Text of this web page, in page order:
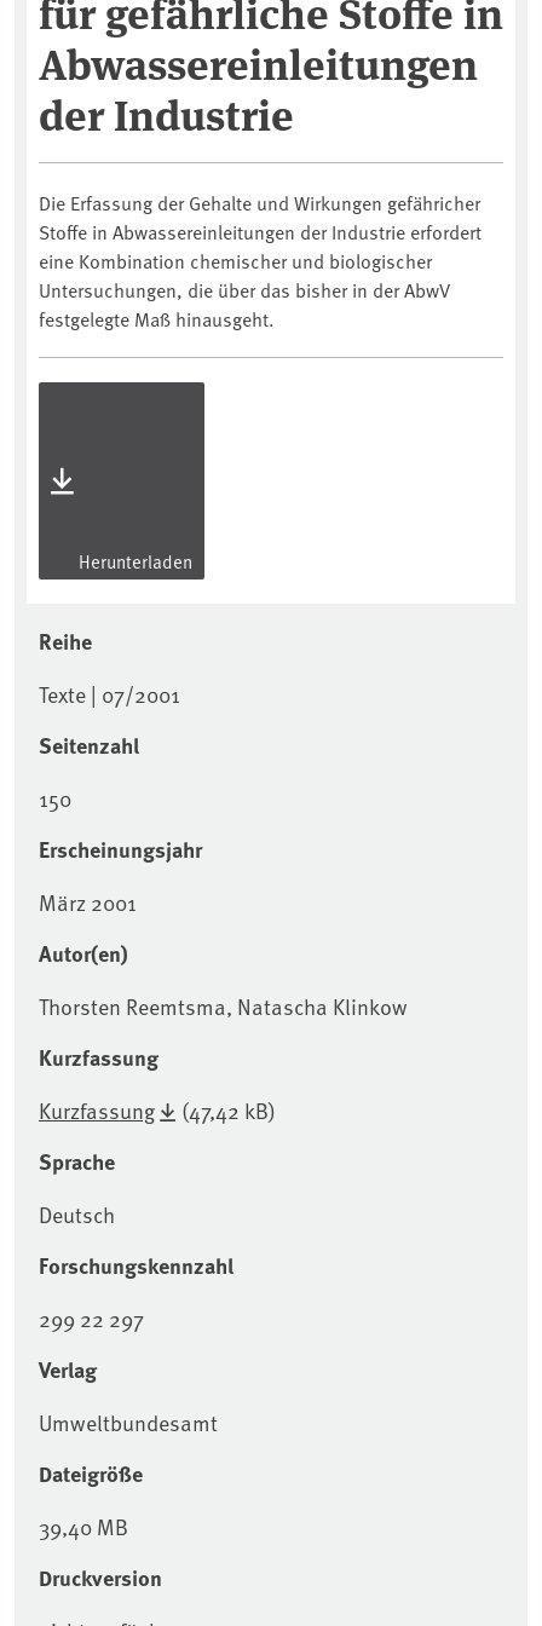
Abwassereinleitungen
der Industrie
Die Erfassung der Gehalte und Wirkungen gefähricher
Stoffe in Abwassereinleitungen der Industrie erfordert
eine Kombination chemischer und biologischer
Untersuchungen, die über das bisher in der AbwV
festgelegte Maß hinausgeht.
Herunterladen
Reihe
Texte | 07/2001
Seitenzahl
150
Erscheinungsjahr
März 2001
Autor(en)
Thorsten Reemtsma, Natascha Klinkow
Kurzfassung
Kurzfassung (47,42 kB)
Sprache
Deutsch
Forschungskennzahl
299 22 297
Verlag
Umweltbundesamt
Dateigröße
39,40 MB
Druckversion